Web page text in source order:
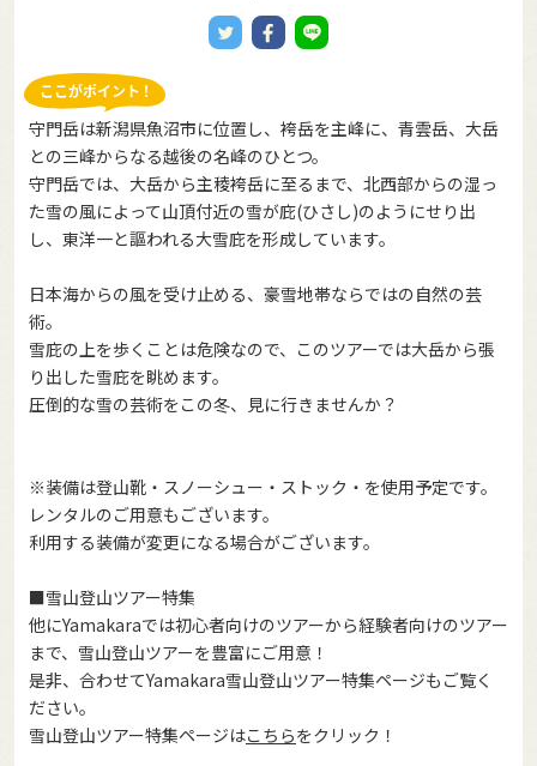
守門岳は新潟県魚沼市に位置し、袴岳を主峰に、青雲岳、大岳
との三峰からなる越後の名峰のひとつ。
守門岳では、大岳から主稜袴岳に至るまで、北西部からの湿っ
た雪の風によって山頂付近の雪が庇(ひさし)のようにせり出
し、東洋一と謳われる大雪庇を形成しています。
日本海からの風を受け止める、豪雪地帯ならではの自然の芸
術。
雪庇の上を歩くことは危険なので、このツアーでは大岳から張
り出した雪庇を眺めます。
圧倒的な雪の芸術をこの冬、見に行きませんか？
※装備は登山靴・スノーシュー・ストック・を使用予定です。
レンタルのご用意もございます。
利用する装備が変更になる場合がございます。
■雪山登山ツアー特集
他にYamakaraでは初心者向けのツアーから経験者向けのツアー
まで、雪山登山ツアーを豊富にご用意！
是非、合わせてYamakara雪山登山ツアー特集ページもご覧く
ださい。
雪山登山ツアー特集ページはこちらをクリック！